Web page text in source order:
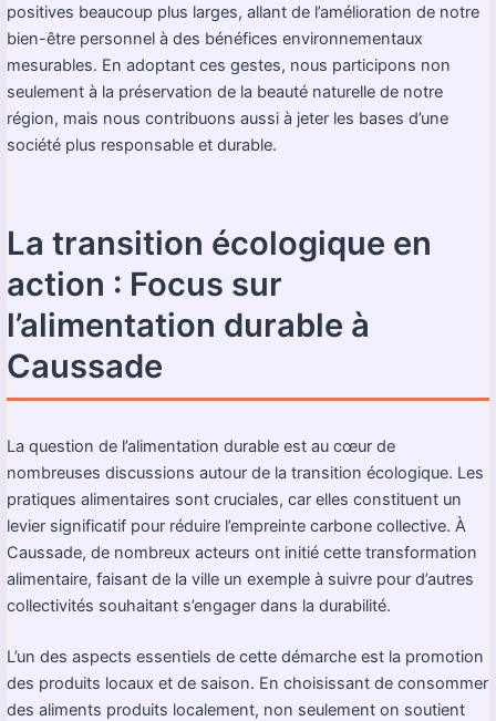
positives beaucoup plus larges, allant de l’amélioration de notre
bien-être personnel à des bénéfices environnementaux
mesurables. En adoptant ces gestes, nous participons non
seulement à la préservation de la beauté naturelle de notre
région, mais nous contribuons aussi à jeter les bases d’une
société plus responsable et durable.
La transition écologique en
action : Focus sur
l’alimentation durable à
Caussade
La question de l’alimentation durable est au cœur de
nombreuses discussions autour de la transition écologique. Les
pratiques alimentaires sont cruciales, car elles constituent un
levier significatif pour réduire l’empreinte carbone collective. À
Caussade, de nombreux acteurs ont initié cette transformation
alimentaire, faisant de la ville un exemple à suivre pour d’autres
collectivités souhaitant s’engager dans la durabilité.
L’un des aspects essentiels de cette démarche est la promotion
des produits locaux et de saison. En choisissant de consommer
des aliments produits localement, non seulement on soutient